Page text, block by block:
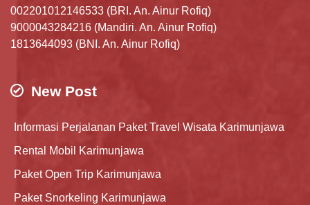
002201012146533 (BRI. An. Ainur Rofiq)
9000043284216 (Mandiri. An. Ainur Rofiq)
1813644093 (BNI. An. Ainur Rofiq)
New Post
Informasi Perjalanan Paket Travel Wisata Karimunjawa
Rental Mobil Karimunjawa
Paket Open Trip Karimunjawa
Paket Snorkeling Karimunjawa